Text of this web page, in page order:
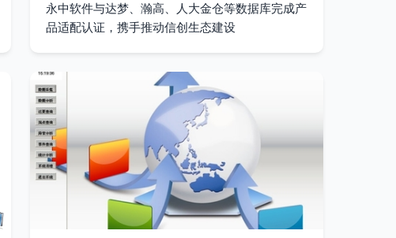
永中软件与达梦、瀚高、人大金仓等数据库完成产
品适配认证，携手推动信创生态建设